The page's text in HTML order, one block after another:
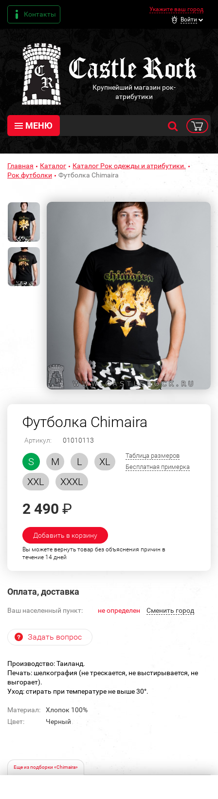
Контакты
Укажите ваш город
Войти
Крупнейший магазин рок-
атрибутики
МЕНЮ
Главная Каталог
Каталог Рок одежды и атрибутики.
Рок футболки
Футболка Chimaira
Футболка Chimaira
Артикул: 01010113
S M L
XL
XXL
XXXL
Таблица размеров
Бесплатная примерка
2 490 ₽
Добавить в корзину
Вы можете вернуть товар без объяснения причин в
течение 14 дней
Оплата, доставка
Ваш населенный пункт: не определен Cменить город
Задать вопрос
Производство: Таиланд.
Печать: шелкография (не трескается, не выстирывается, не
выгорает).
Уход: стирать при температуре не выше 30°.
Материал:
Хлопок 100%
Цвет:
Черный
Еще из подборки «Chimaira»